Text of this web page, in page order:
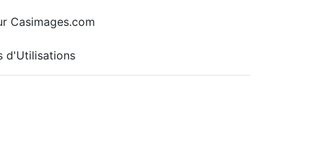
Casimages.com
d'Utilisations